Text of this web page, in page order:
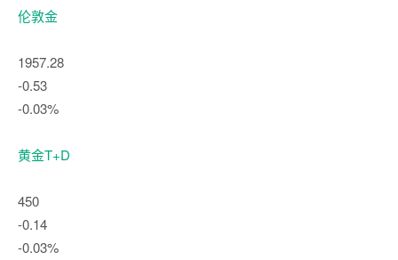
伦敦金
1957.28
-0.53
-0.03%
黄金T+D
450
-0.14
-0.03%